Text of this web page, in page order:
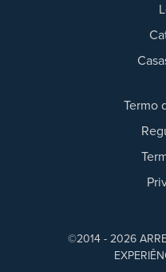
Termo
©2014 - 2026